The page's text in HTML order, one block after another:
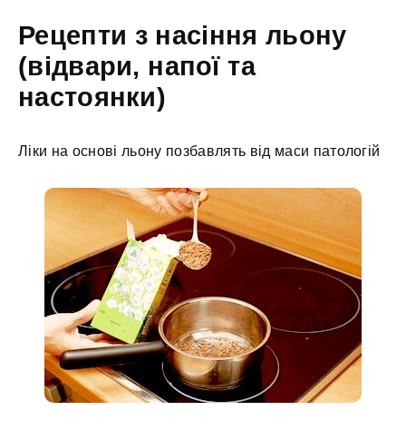
Рецепти з насіння льону
(відвари, напої та
настоянки)
Ліки на основі льону позбавлять від маси патологій